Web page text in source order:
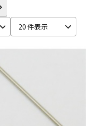
ウクレレ
電子ピアノ
20 件表示